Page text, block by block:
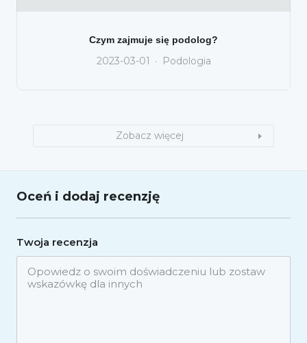
Czym zajmuje się podolog?
2023-03-01 Podologia
Zobacz więcej
Oceń i dodaj recenzję
Twoja recenzja